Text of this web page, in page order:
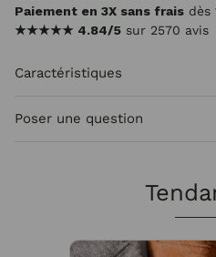
Paiement en 3X sans frais dès
★★★★★ 4.84/5 sur 2570 avis
Caractéristiques
Poser une question